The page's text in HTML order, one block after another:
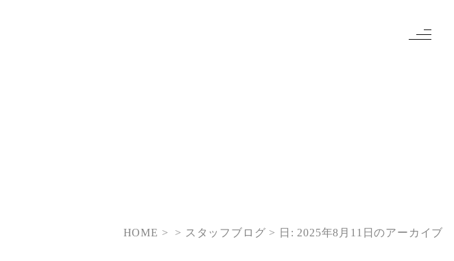
HOME > スタッフブログ 日: 2025年8月11日のアーカイブ